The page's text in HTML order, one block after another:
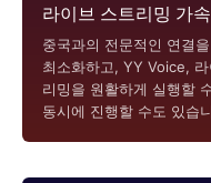
라이브 스트리밍 가속
중국과의 전문적인 연결
최소화하고, YY Voice,
리밍을 원활하게 실행할
동시에 진행할 수도 있습